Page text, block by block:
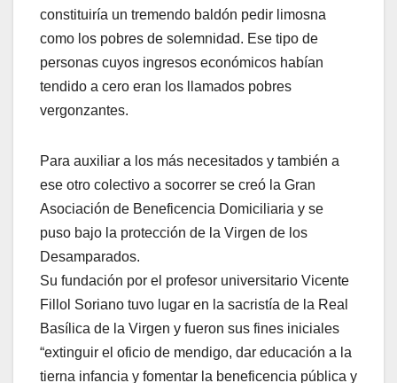
constituiría un tremendo baldón pedir limosna
como los pobres de solemnidad. Ese tipo de
personas cuyos ingresos económicos habían
tendido a cero eran los llamados pobres
vergonzantes.
Para auxiliar a los más necesitados y también a
ese otro colectivo a socorrer se creó la Gran
Asociación de Beneficencia Domiciliaria y se
puso bajo la protección de la Virgen de los
Desamparados.
Su fundación por el profesor universitario Vicente
Fillol Soriano tuvo lugar en la sacristía de la Real
Basílica de la Virgen y fueron sus fines iniciales
“extinguir el oficio de mendigo, dar educación a la
tierna infancia y fomentar la beneficencia pública y